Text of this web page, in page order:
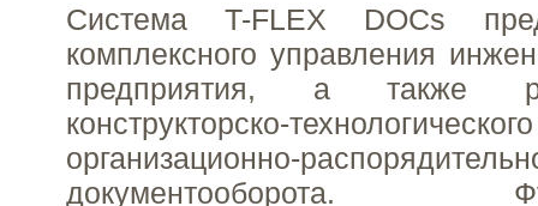
Система T-FLEX DOCs
комплексного управления
предприятия, а также
конструкторско-
организационно-
документооборота.